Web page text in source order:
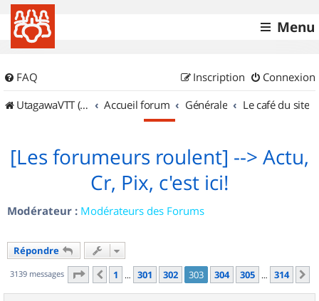
Menu
FAQ Connexion
Inscription
UtagawaVTT (Randos VTT et VTTAE avec traces GPS)
Accueil forum Générale Le café du site
[Les forumeurs roulent] --> Actu,
Cr, Pix, c'est ici!
Modérateur : Modérateurs des Forums
Répondre
3139 messages Page 303 sur314
Précédent
1 … 301 302 303 304 305 … 314